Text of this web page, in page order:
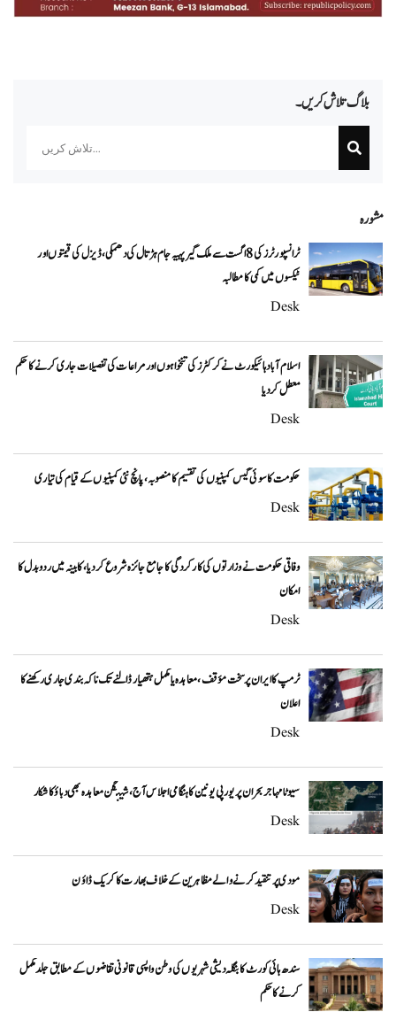
بلاگ تلاش کریں۔
مشورہ
ٹرانسپورٹرز کی 8 اگست سے ملک گیر پہیہ جام ہڑتال کی دھمکی، ڈیزل کی قیمتوں اور
ٹیکسوں میں کمی کا مطالبہ
Desk
اسلام آباد ہائیکورٹ نے کرکٹرز کی تنخواہوں اور مراعات کی تفصیلات جاری کرنے کا حکم
معطل کر دیا
Desk
حکومت کا سوئی گیس کمپنیوں کی تقسیم کا منصوبہ، پانچ نئی کمپنیوں کے قیام کی تیاری
Desk
وفاقی حکومت نے وزارتوں کی کارکردگی کا جامع جائزہ شروع کر دیا، کابینہ میں ردوبدل کا
امکان
Desk
ٹرمپ کا ایران پر سخت مؤقف، معاہدہ یا مکمل ہتھیار ڈالنے تک ناکہ بندی جاری رکھنے کا
اعلان
Desk
سیوٹا مہاجر بحران پر یورپی یونین کا ہنگامی اجلاس آج، شینگن معاہدہ بھی دباؤ کا شکار
Desk
مودی پر تنقید کرنے والے مظاہرین کے خلاف بھارت کا کریک ڈاؤن
Desk
سندھ ہائی کورٹ کا بنگلہ دیشی شہریوں کی وطن واپسی قانونی تقاضوں کے مطابق جلد مکمل
کرنے کا حکم